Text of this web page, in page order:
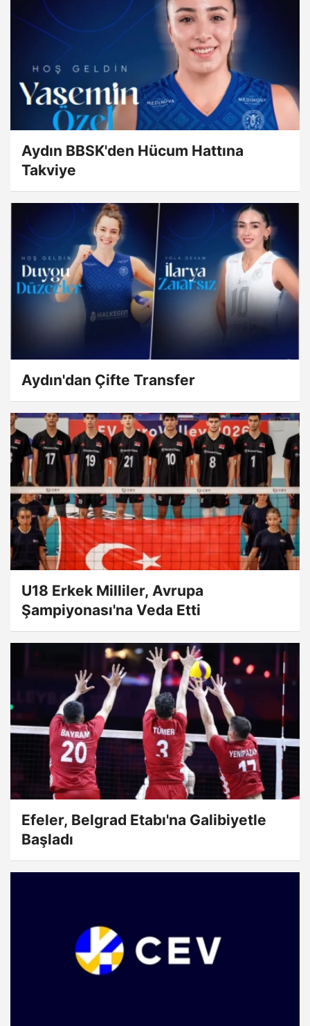
Aydın BBSK'den Hücum Hattına
Takviye
Aydın'dan Çifte Transfer
U18 Erkek Milliler, Avrupa
Şampiyonası'na Veda Etti
Efeler, Belgrad Etabı'na Galibiyetle
Başladı